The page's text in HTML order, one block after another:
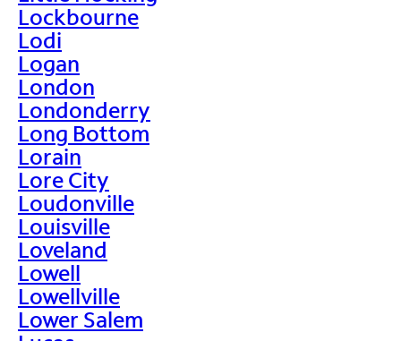
Lockbourne
Lodi
Logan
London
Londonderry
Long Bottom
Lorain
Lore City
Loudonville
Louisville
Loveland
Lowell
Lowellville
Lower Salem